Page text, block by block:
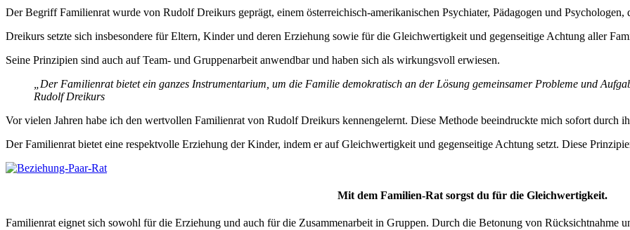
Der Begriff Familienrat wurde von Rudolf Dreikurs geprägt, einem österreichisch-amerikanischen Psychiater, Pädagogen und
Dreikurs setzte sich insbesondere für Eltern, Kinder und deren Erziehung sowie für die Gleichwertigkeit und gegenseitige Achtung aller
Seine Prinzipien sind auch auf Team- und Gruppenarbeit anwendbar und haben sich als wirkungsvoll erwiesen.
„Der Familienrat bietet ein ganzes Instrumentarium, um die Familie demokratisch an der Lösung gemeinsamer Probleme und
RudolfDreikurs
Vor vielen Jahren habe ich den wertvollen Familienrat von Rudolf Dreikurs kennengelernt. Diese Methode beeindruckte mich sofort durch
Der Familienrat bietet eine respektvolle Erziehung der Kinder, indem er auf Gleichwertigkeit und gegenseitige Achtung setzt. Diese
Mit dem Familien-Rat sorgst du für die Gleichwertigkeit.
Familienrat eignet sich sowohl für die Erziehung und auch für die Zusammenarbeit in Gruppen. Durch die Betonung von Rücksichtnahme